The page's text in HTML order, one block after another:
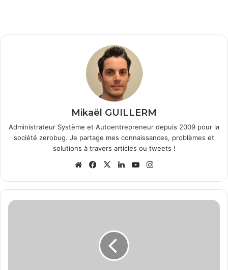
Mikaël GUILLERM
Administrateur Système et Autoentrepreneur depuis 2009 pour la
société zerobug. Je partage mes connaissances, problèmes et
solutions à travers articles ou tweets !
We
te
Fa
bo
ok
X
Lin
din
Yo
ub
e
ra
m
P